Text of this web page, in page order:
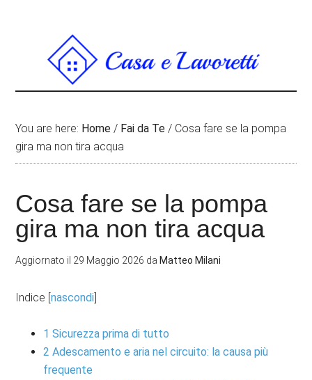
You are here: Home / Fai da Te / Cosa fare se la pompa
gira ma non tira acqua
Cosa fare se la pompa
gira ma non tira acqua
Aggiornato il 29 Maggio 2026 da Matteo Milani
Indice [nascondi]
1 Sicurezza prima di tutto
2 Adescamento e aria nel circuito: la causa più
frequente